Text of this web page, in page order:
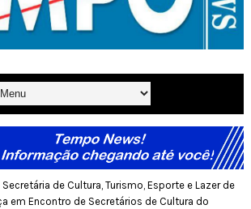
Secretária de Cultura, Turismo, Esporte e Lazer de
em Encontro de Secretários de Cultura do